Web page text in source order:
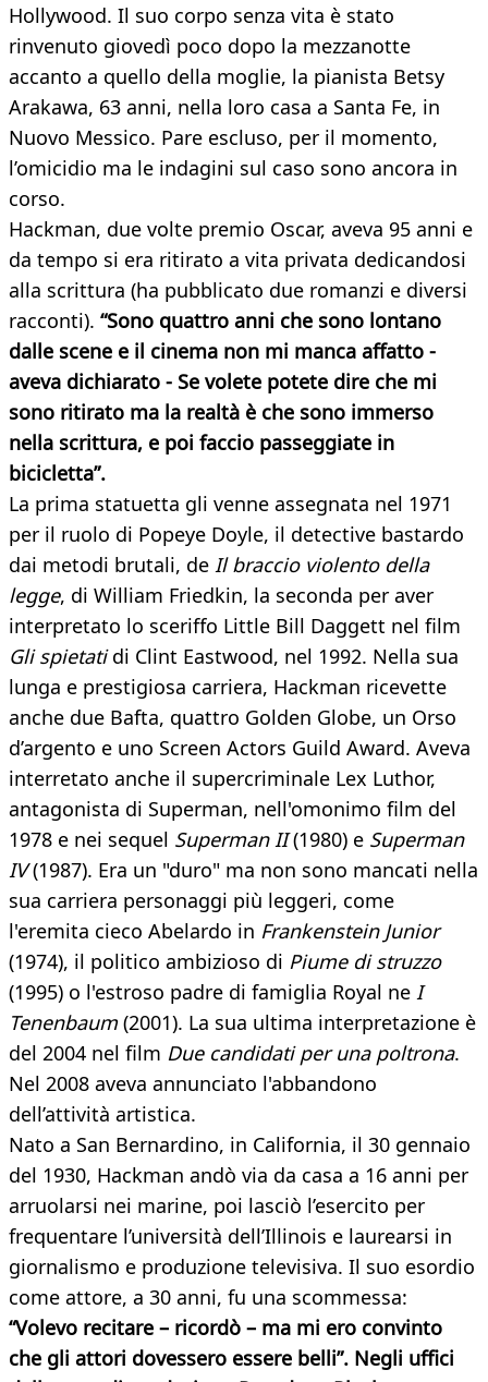
Hollywood. Il suo corpo senza vita è stato
rinvenuto giovedì poco dopo la mezzanotte
accanto a quello della moglie, la pianista Betsy
Arakawa, 63 anni, nella loro casa a Santa Fe, in
Nuovo Messico. Pare escluso, per il momento,
l’omicidio ma le indagini sul caso sono ancora in
corso.
Hackman, due volte premio Oscar, aveva 95 anni e
da tempo si era ritirato a vita privata dedicandosi
alla scrittura (ha pubblicato due romanzi e diversi
racconti). “Sono quattro anni che sono lontano
dalle scene e il cinema non mi manca affatto -
aveva dichiarato - Se volete potete dire che mi
sono ritirato ma la realtà è che sono immerso
nella scrittura, e poi faccio passeggiate in
bicicletta”.
La prima statuetta gli venne assegnata nel 1971
per il ruolo di Popeye Doyle, il detective bastardo
dai metodi brutali, de Il braccio violento della
legge, di William Friedkin, la seconda per aver
interpretato lo sceriffo Little Bill Daggett nel film
Gli spietatidi Clint Eastwood, nel 1992. Nella sua
lunga e prestigiosa carriera, Hackman ricevette
anche due Bafta, quattro Golden Globe, un Orso
d’argento e uno Screen Actors Guild Award. Aveva
interretato anche il supercriminale Lex Luthor,
antagonista di Superman, nell'omonimo film del
1978 e nei sequel Superman II(1980) e Superman
IV(1987). Era un "duro" ma non sono mancati nella
sua carriera personaggi più leggeri, come
l'eremita cieco Abelardo in Frankenstein Junior
(1974), il politico ambizioso di Piume di struzzo
(1995) o l'estroso padre di famiglia Royal ne I
Tenenbaum (2001). La sua ultima interpretazione è
del 2004 nel film Due candidati per una poltrona.
Nel 2008 aveva annunciato l'abbandono
dell’attività artistica.
Nato a San Bernardino, in California, il 30 gennaio
del 1930, Hackman andò via da casa a 16 anni per
arruolarsi nei marine, poi lasciò l’esercito per
frequentare l’università dell’Illinois e laurearsi in
giornalismo e produzione televisiva. Il suo esordio
come attore, a 30 anni, fu una scommessa:
“Volevo recitare – ricordò – ma mi ero convinto
che gli attori dovessero essere belli”. Negli uffici